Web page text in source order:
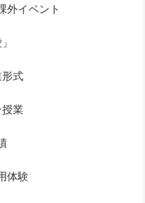
外イベント
式
業
体験